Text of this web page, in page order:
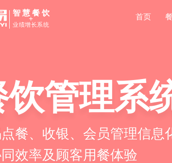
智慧餐饮
+
业绩增长系统
首页
饮管理系
餐、收银、会员管理信息
效率及顾客用餐体验